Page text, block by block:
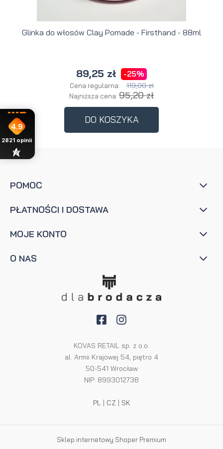
Glinka do włosów Clay Pomade - Firsthand - 88ml
89,25 zł -25%
Cena regularna: 119,00 zł
Najniższa cena: 95,20 zł
DO KOSZYKA
POMOC
PŁATNOŚCI I DOSTAWA
MOJE KONTO
O NAS
KOVAS RETAIL sp. z o.o.
al. Armii Krajowej 54, piętro 4
50-541 Wrocław
NIP: 8993012738
PL | CZ | SK
4.9
2821 opinii
Sklep internetowy Shoper Premium